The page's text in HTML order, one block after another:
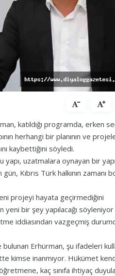
katıldığı programda, erken
herhangi bir planının ve
kaybettiğini söyledi.
yapı, uzatmalara oynayan bir
Kıbrıs Türk halkının zamanı
projeyi hayata geçirmediğini
bir şey yapılacağı söyleniyor
iddiasından vazgeçmiş
Erhürman, şu ifadeleri
kimse inanmıyor. Hükümet
kaç sınıfa ihtiyaç